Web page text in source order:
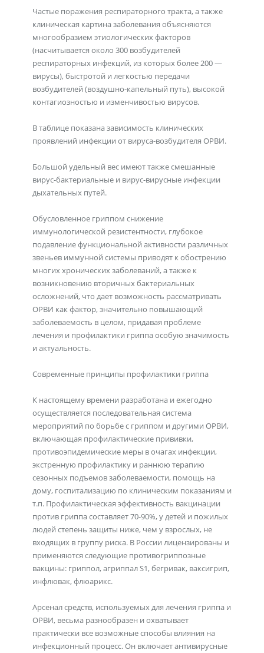
Частые поражения респираторного тракта, а также
клиническая картина заболевания объясняются
многообразием этиологических факторов
(насчитывается около 300 возбудителей
респираторных инфекций, из которых более 200 —
вирусы), быстротой и легкостью передачи
возбудителей (воздушно-капельный путь), высокой
контагиозностью и изменчивостью вирусов.
В таблице показана зависимость клинических
проявлений инфекции от вируса-возбудителя ОРВИ.
Большой удельный вес имеют также смешанные
вирус-бактериальные и вирус-вирусные инфекции
дыхательных путей.
Обусловленное гриппом снижение
иммунологической резистентности, глубокое
подавление функциональной активности различных
звеньев иммунной системы приводят к обострению
многих хронических заболеваний, а также к
возникновению вторичных бактериальных
осложнений, что дает возможность рассматривать
ОРВИ как фактор, значительно повышающий
заболеваемость в целом, придавая проблеме
лечения и профилактики гриппа особую значимость
и актуальность.
Современные принципы профилактики гриппа
К настоящему времени разработана и ежегодно
осуществляется последовательная система
мероприятий по борьбе с гриппом и другими ОРВИ,
включающая профилактические прививки,
противоэпидемические меры в очагах инфекции,
экстренную профилактику и раннюю терапию
сезонных подъемов заболеваемости, помощь на
дому, госпитализацию по клиническим показаниям и
т.п. Профилактическая эффективность вакцинации
против гриппа составляет 70-90%, у детей и пожилых
людей степень защиты ниже, чем у взрослых, не
входящих в группу риска. В России лицензированы и
применяются следующие противогриппозные
вакцины: гриппол, агриппал S1, бегривак, ваксигрип,
инфлювак, флюарикс.
Арсенал средств, используемых для лечения гриппа и
ОРВИ, весьма разнообразен и охватывает
практически все возможные способы влияния на
инфекционный процесс. Он включает антивирусные